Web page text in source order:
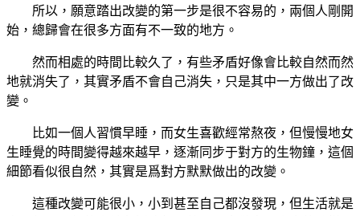
所以，願意踏出改變的第一步是很不容易的，兩個人剛開
始，總歸會在很多方面有不一致的地方。
然而相處的時間比較久了，有些矛盾好像會比較自然而然
地就消失了，其實矛盾不會自己消失，只是其中一方做出了改
變。
比如一個人習慣早睡，而女生喜歡經常熬夜，但慢慢地女
生睡覺的時間變得越來越早，逐漸同步于對方的生物鐘，這個
細節看似很自然，其實是爲對方默默做出的改變。
這種改變可能很小，小到甚至自己都沒發現，但生活就是